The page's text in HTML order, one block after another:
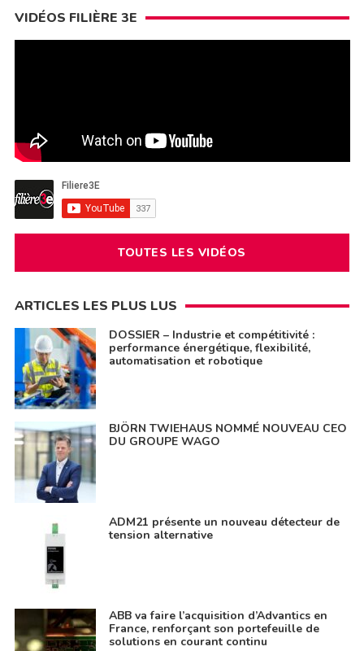
VIDÉOS FILIÈRE 3E
TOUTES LES VIDÉOS
ARTICLES LES PLUS LUS
DOSSIER – Industrie et compétitivité :
performance énergétique, flexibilité,
automatisation et robotique
BJÖRN TWIEHAUS NOMMÉ NOUVEAU CEO
DU GROUPE WAGO
ADM21 présente un nouveau détecteur de
tension alternative
ABB va faire l’acquisition d’Advantics en
France, renforçant son portefeuille de
solutions en courant continu